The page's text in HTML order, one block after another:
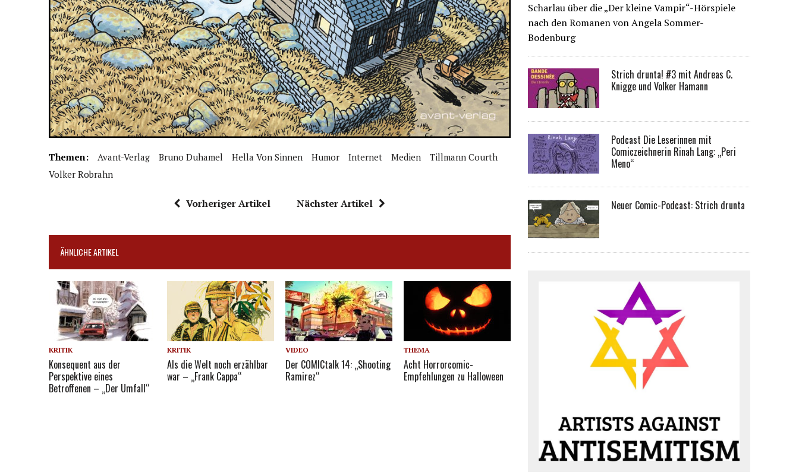
Themen: Avant-Verlag Bruno Duhamel Hella Von Sinnen Humor Internet Medien
Tillmann Courth
Volker Robrahn
Vorheriger Artikel Nächster Artikel
ÄHNLICHE ARTIKEL
KRITIK
Konsequent aus der
Perspektive eines
Betroffenen – „Der Umfall“
KRITIK
Als die Welt noch erzählbar
war – „Frank Cappa“
VIDEO
Der COMICtalk 14: „Shooting
Ramirez“
THEMA
Acht Horrorcomic-
Empfehlungen zu Halloween
Scharlau über die „Der kleine Vampir“-Hörspiele
nach den Romanen von Angela Sommer-
Bodenburg
Strich drunta! #3 mit Andreas C.
Knigge und Volker Hamann
Podcast Die Leserinnen mit
Comiczeichnerin Rinah Lang: „Peri
Meno“
Neuer Comic-Podcast: Strich drunta